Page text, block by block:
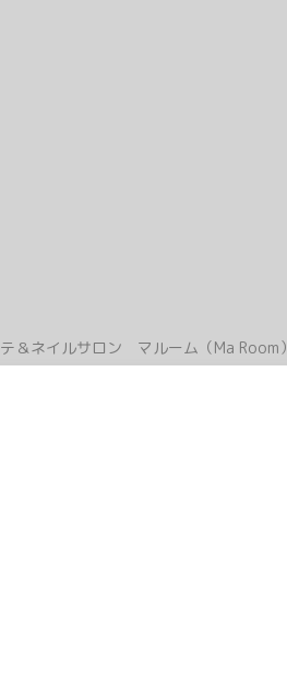
＆ネイルサロン マルーム（Ma Room）